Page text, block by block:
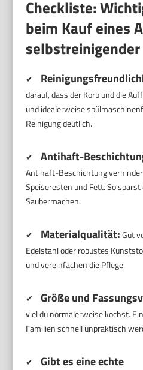
Checkliste:
beim Kauf eines
✔
darauf, dass der Korb und die
und idealerweise
Reinigung deutlich.
✔ Antihaft-
Antihaft-Beschichtung
Speiseresten und Fett. So
Saubermachen.
✔ Materialqualität:Gut
Edelstahl oder robustes
und vereinfachen die Pflege.
✔ Größe und
viel du normalerweise kochst.
Familien schnell unpraktisch
✔
Gibt es eine echte